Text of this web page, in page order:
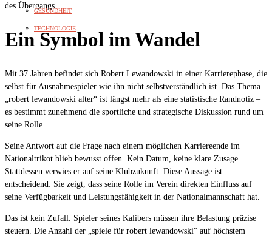
GESUNDHEIT
TECHNOLOGIE
des Übergangs.
Ein Symbol im Wandel
Mit 37 Jahren befindet sich Robert Lewandowski in einer Karrierephase, die
selbst für Ausnahmespieler wie ihn nicht selbstverständlich ist. Das Thema
„robert lewandowski alter“ ist längst mehr als eine statistische Randnotiz –
es bestimmt zunehmend die sportliche und strategische Diskussion rund um
seine Rolle.
Seine Antwort auf die Frage nach einem möglichen Karriereende im
Nationaltrikot blieb bewusst offen. Kein Datum, keine klare Zusage.
Stattdessen verwies er auf seine Klubzukunft. Diese Aussage ist
entscheidend: Sie zeigt, dass seine Rolle im Verein direkten Einfluss auf
seine Verfügbarkeit und Leistungsfähigkeit in der Nationalmannschaft hat.
Das ist kein Zufall. Spieler seines Kalibers müssen ihre Belastung präzise
steuern. Die Anzahl der „spiele für robert lewandowski“ auf höchstem